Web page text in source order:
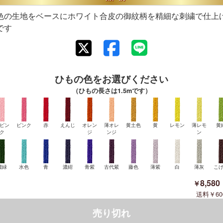
の生地をベースにホワイト合皮の御紋柄を精細な刺繍で仕上
す
ひもの色をお選びください
（ひもの長さは1.5mです）
ン
ク
ピンク 赤 えんじ
オレン
ジ
薄オレ
ンジ
黄土色 黄 レモン
薄レモ
ン
黄
緑 水色 青 濃紺 青紫 古代紫 藤色 薄紫 白 薄灰 こ
8,580